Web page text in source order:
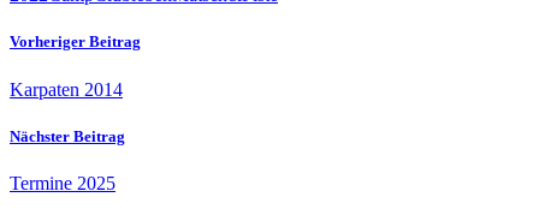
Vorheriger Beitrag
Karpaten 2014
Nächster Beitrag
Termine 2025